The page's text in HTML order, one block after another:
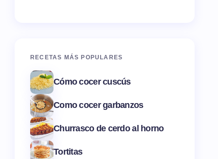
RECETAS MÁS POPULARES
Cómo cocer cuscús
Como cocer garbanzos
Churrasco de cerdo al horno
Tortitas